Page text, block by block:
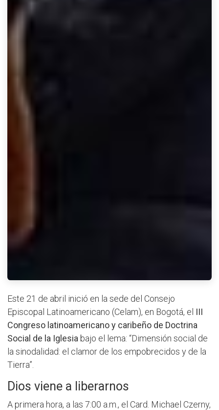
Este 21 de abril inició en la sede del Consejo
Episcopal Latinoamericano (Celam), en Bogotá, el III
Congreso latinoamericano y caribeño de Doctrina
Social de la Iglesia bajo el lema: “Dimensión social de
la sinodalidad: el clamor de los empobrecidos y de la
Tierra”.
Dios viene a liberarnos
A primera hora, a las 7:00 a.m., el Card. Michael Czerny,